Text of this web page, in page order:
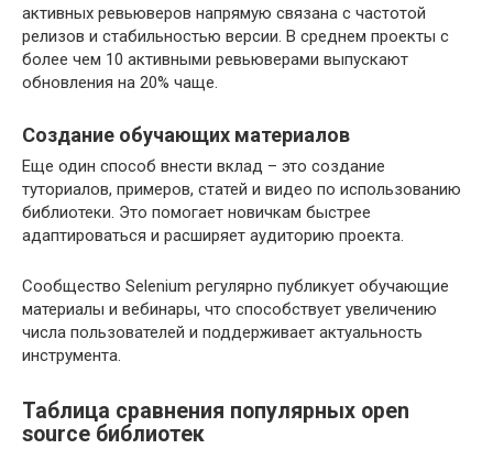
активных ревьюверов напрямую связана с частотой
релизов и стабильностью версии. В среднем проекты с
более чем 10 активными ревьюверами выпускают
обновления на 20% чаще.
Создание обучающих материалов
Еще один способ внести вклад – это создание
туториалов, примеров, статей и видео по использованию
библиотеки. Это помогает новичкам быстрее
адаптироваться и расширяет аудиторию проекта.
Сообщество Selenium регулярно публикует обучающие
материалы и вебинары, что способствует увеличению
числа пользователей и поддерживает актуальность
инструмента.
Таблица сравнения популярных open
source библиотек